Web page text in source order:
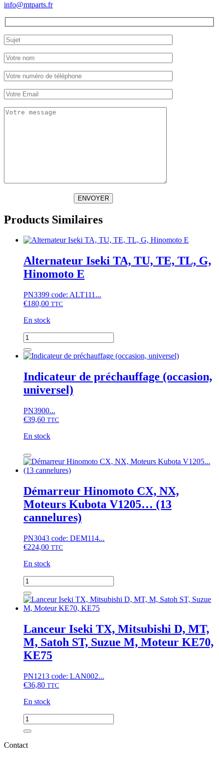
info@mtparts.fr
ENVOYER
Products Similaires
Alternateur Iseki TA, TU, TE, TL, G,
Hinomoto E
PN3399 code: ALT111...
€180,00 TTC
En stock
quantité
de
Alternateur
TA,
TU,
TE,
TL,
G,
Hinomoto
E
Indicateur de préchauffage (occasion,
universel)
PN3900...
€39,60 TTC
En stock
quantité
de
Indicateur
préchauffage
(occasion,
universel)
Démarreur Hinomoto CX, NX,
Moteurs Kubota V1205… (13
cannelures)
PN3043 code: DEM114...
€224,00 TTC
En stock
quantité
de
Démarreur
Hinomoto
NX,
Moteurs
Kubota
V1205...
(13
Lanceur Iseki TX, Mitsubishi D, MT,
M, Satoh ST, Suzue M, Moteur KE70,
KE75
PN1213 code: LAN002...
€36,80 TTC
En stock
quantité
de
Lanceur
Iseki
Contact